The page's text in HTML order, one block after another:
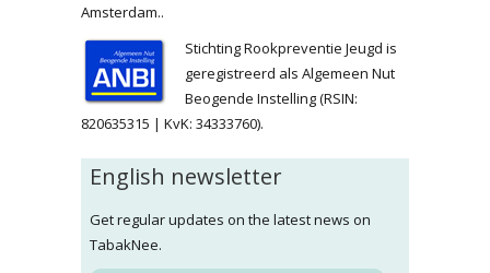
Amsterdam..
Stichting Rookpreventie Jeugd is
geregistreerd als Algemeen Nut
Beogende Instelling (RSIN:
820635315 | KvK: 34333760).
English newsletter
Get regular updates on the latest news on
TabakNee.